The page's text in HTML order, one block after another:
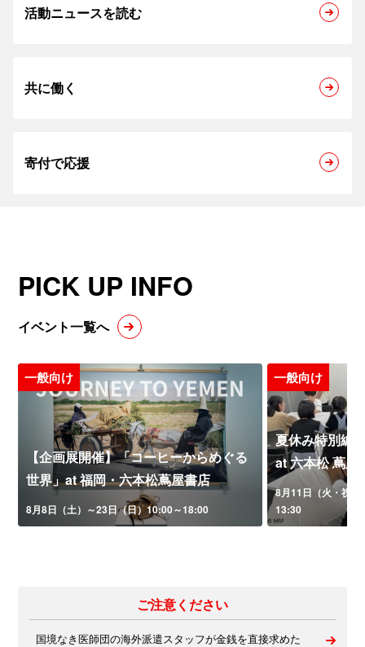
活動ニュースを読む
共に働く
寄付で応援
PICK UP INFO
イベント一覧へ
一般向け
【企画展開催】「コーヒーからめぐる
世界」at 福岡・六本松蔦屋書店
8月8日（土）～23日（日）10:00～18:00
一般向け
夏休み特別編
at 六本松 蔦屋
8月11日（火・祝
13:30
ご注意ください
国境なき医師団の海外派遣スタッフが金銭を直接求めた